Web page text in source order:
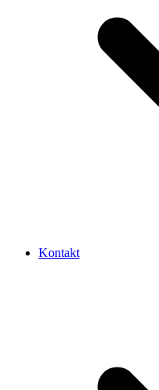
Kontakt